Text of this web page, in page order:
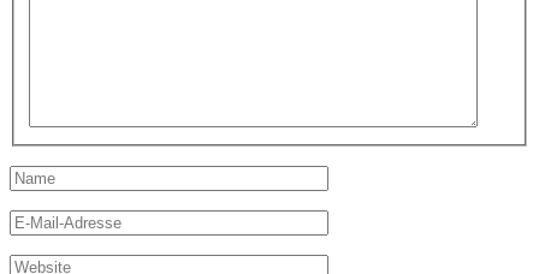
Name
E-
Mail-
Adresse
Website